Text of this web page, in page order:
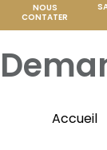
NOUS
CONTATER
Accueil